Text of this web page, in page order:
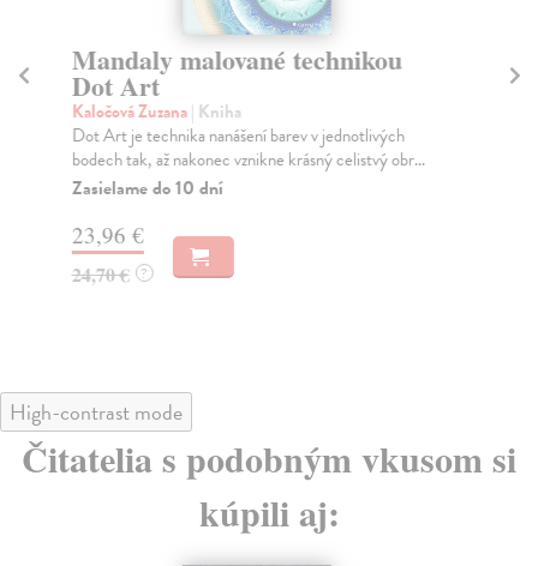
Mandaly malované technikou
Dot Art
Kaločová Zuzana| Kniha
Dot Art je technika nanášení barev v jednotlivých
bodech tak, až nakonec vznikne krásný celistvý obr...
Zasielame do 10 dní
23,96 €
24,70 € ?
High-contrast mode
Čitatelia s podobným vkusom si
kúpili aj: